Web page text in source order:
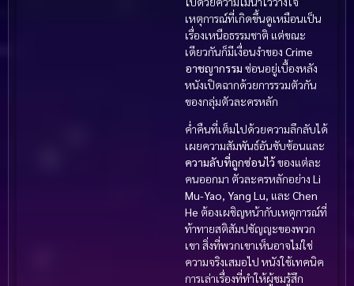
เหตุการณ์ที่เกิดขึ้นดูเหมือนเป็น
เรื่องเหนือธรรมชาติ แต่ขณะ
เดียวกันก็มีเงื่อนงำของ Crime
อาชญากรรม ซ่อนอยู่เบื้องหลัง
หนังเปิดฉากด้วยการรวมตัวกัน
ของกลุ่มตัวละครหลัก
ค่ำคืนที่เต็มไปด้วยความลึกลับได้
เผยความสัมพันธ์อันซับซ้อนและ
ความลับที่ถูกซ่อนไว้ของแต่ละ
คนออกมา ตัวละครหลักอย่าง Li
Mu-Yao, Yang Lu, และ Chen
He ต้องเผชิญหน้ากับเหตุการณ์ที่
ท้าทายสติสัมปชัญญะของพวก
เขา สิ่งที่พวกเขาเห็นอาจไม่ใช่
ความจริงเสมอไป หนังใช้เทคนิค
การเล่าเรื่องที่ทำให้ผู้ชมรู้สึก